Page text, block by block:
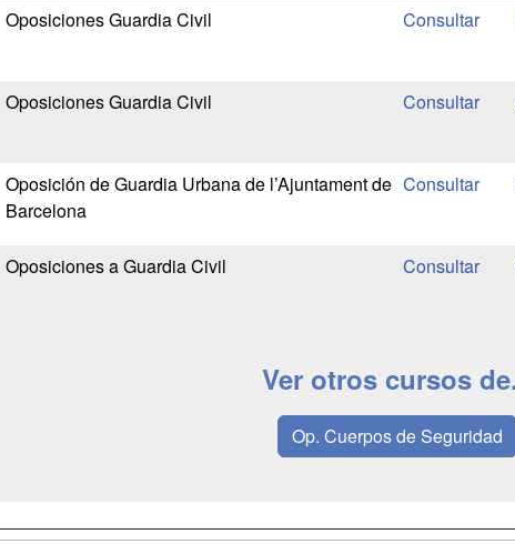
Oposiciones Guardia Civil
Oposiciones Guardia Civil
Oposición de Guardia Urbana de l’Ajuntament de
Barcelona
Oposiciones a Guardia Civil
Ver otros cursos
Op. Cuerpos de Seguridad